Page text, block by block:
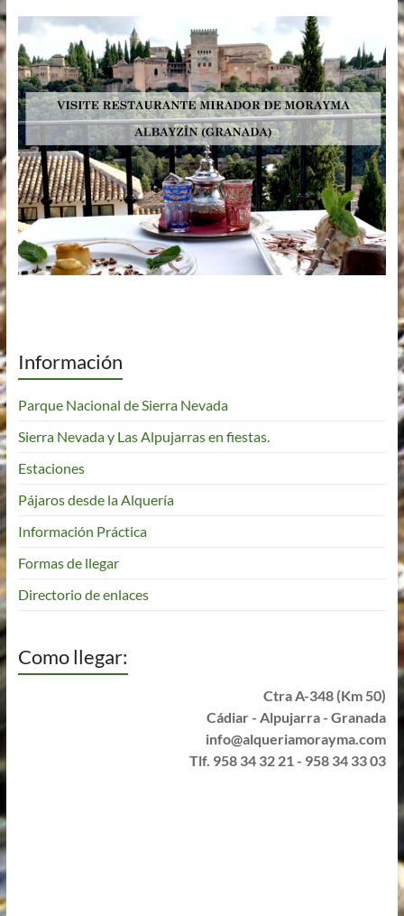
Información
Parque Nacional de Sierra Nevada
Sierra Nevada y Las Alpujarras en fiestas.
Estaciones
Pájaros desde la Alquería
Información Práctica
Formas de llegar
Directorio de enlaces
Como llegar:
Ctra A-348 (Km 50)
Cádiar - Alpujarra - Granada
info@alqueriamorayma.com
Tlf. 958 34 32 21 - 958 34 33 03